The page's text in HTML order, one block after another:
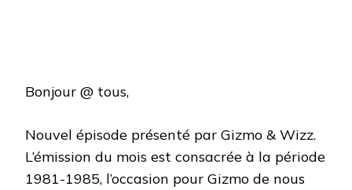
Bonjour @ tous,
Nouvel épisode présenté par Gizmo & Wizz.
L’émission du mois est consacrée à la période
1981-1985, l’occasion pour Gizmo de nous